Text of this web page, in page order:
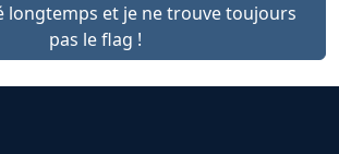
longtemps et je ne trouve toujours
pas le flag !